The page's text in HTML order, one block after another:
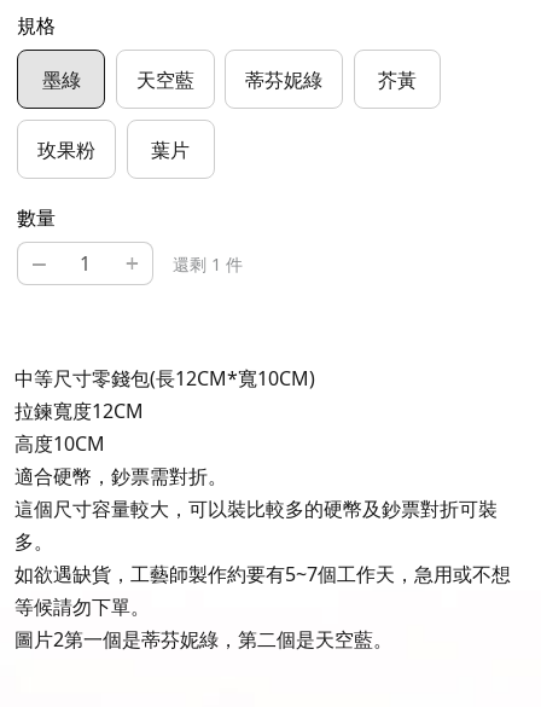
規格
墨綠 天空藍 蒂芬妮綠 芥黃
玫果粉 葉片
數量
– + 還剩 1 件
中等尺寸零錢包(長12CM*寬10CM)
拉鍊寬度12CM
高度10CM
適合硬幣，鈔票需對折。
這個尺寸容量較大，可以裝比較多的硬幣及鈔票對折可裝
多。
如欲遇缺貨，工藝師製作約要有5~7個工作天，急用或不想
等候請勿下單。
圖片2第一個是蒂芬妮綠，第二個是天空藍。